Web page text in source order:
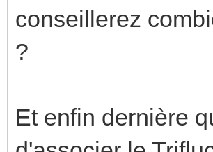
conseillerez
?
Et enfin dernière